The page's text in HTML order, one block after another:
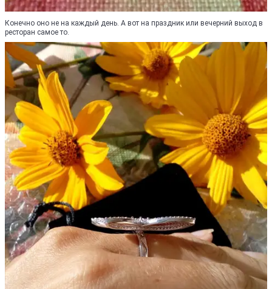
Конечно оно не на каждый день. А вот на праздник или вечерний выход в
ресторан самое то.